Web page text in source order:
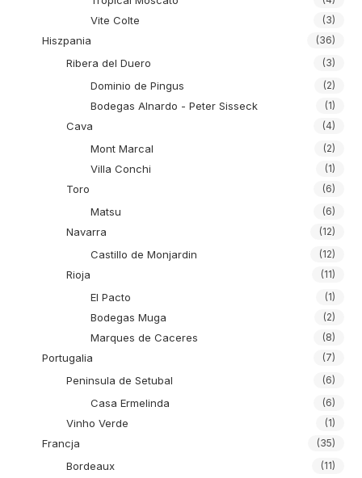
Vite Colte (3)
Hiszpania (36)
Ribera del Duero (3)
Dominio de Pingus (2)
Bodegas Alnardo - Peter Sisseck (1)
Cava (4)
Mont Marcal (2)
Villa Conchi (1)
Toro (6)
Matsu (6)
Navarra (12)
Castillo de Monjardin (12)
Rioja (11)
El Pacto (1)
Bodegas Muga (2)
Marques de Caceres (8)
Portugalia (7)
Peninsula de Setubal (6)
Casa Ermelinda (6)
Vinho Verde (1)
Francja (35)
Bordeaux (11)